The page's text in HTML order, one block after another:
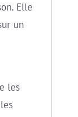
Elle
un
les